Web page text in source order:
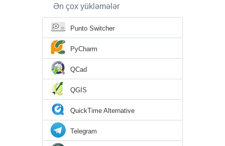
Ən çox yükləmələr
Punto Switcher
PyCharm
QCad
QGIS
QuickTime Alternative
Telegram